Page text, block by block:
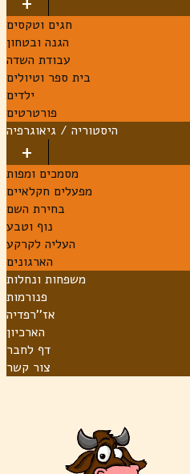
חגים וטקסים
הגנה ובטחון
עבודת השדה
בית ספר וטיולים
ילדים
פורטרטים
היסטוריה / גיאוגרפיה
מסמכים ומפות
מפעלים חקלאיים
בחירת השם
נוף וטבע
העליה לקרקע
הארגונים
משפחות ונחלות
פנורמות
אז''רפדיה
הארכיון
דף לחבר
צור קשר